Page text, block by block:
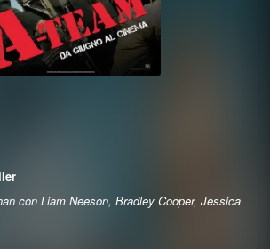
con Liam Neeson, Bradley Cooper, Jessica